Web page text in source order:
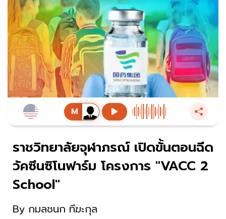
ราชวิทยาลัยจุฬาภรณ์ เปิดขั้นตอนฉีด
วัคซีนซิโนฟาร์ม โครงการ "VACC 2
School"
By กมลชนก ทีฆะกุล